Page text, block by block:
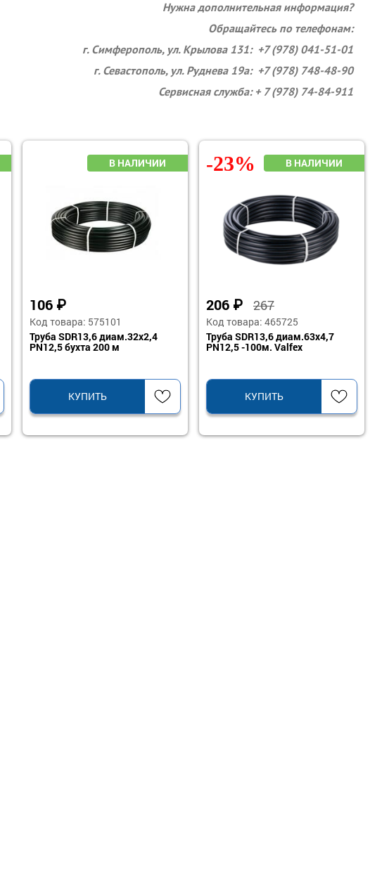
Нужна дополнительная информация?
Обращайтесь по телефонам:
г. Симферополь, ул. Крылова 131: +7 (978) 041-51-01
г. Севастополь, ул. Руднева 19а: +7 (978) 748-48-90
Сервисная служба: + 7 (978) 74-84-911
106 ₽
Код товара: 575101
Труба SDR13,6 диам.32х2,4
PN12,5 бухта 200 м
КУПИТЬ
206 ₽ 267
Код товара: 465725
Труба SDR13,6 диам.63х4,7
PN12,5 -100м. Valfex
КУПИТЬ
-23%